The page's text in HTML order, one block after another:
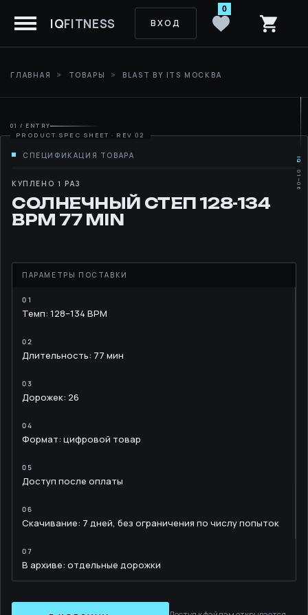
IQFITNESS ВХОД
0
ГЛАВНАЯ ТОВАРЫ BLAST BY ITS МОСКВА
01 / ENTRY
КУПЛЕНО 1 РАЗ
СОЛНЕЧНЫЙ СТЕП 128-134
BPM 77 MIN
Темп: 128–134 BPM
Длительность: 77 мин
Дорожек: 26
Формат: цифровой товар
Доступ после оплаты
Скачивание: 7 дней, без ограничения по числу попыток
В архиве: отдельные дорожки
IQ
01—06